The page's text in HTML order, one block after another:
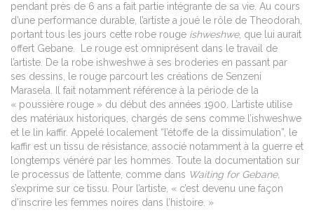
pendant près de 6 ans a fait partie intégrante de sa vie. Au cours
d’une performance durable, l’artiste a joué le rôle de Theodorah,
portant tous les jours cette robe rouge ishweshwe, que lui aurait
offert Gebane. Le rouge est omniprésent dans le travail de
l’artiste. De la robe ishweshwe à ses broderies en passant par
ses dessins, le rouge parcourt les créations de Senzeni
Marasela. Il fait notamment référence à la période de la
« poussière rouge » du début des années 1900. L’artiste utilise
des matériaux historiques, chargés de sens comme l’ishweshwe
et le lin kaffir. Appelé localement “l’étoffe de la dissimulation”, le
kaffir est un tissu de résistance, associé notamment à la guerre et
longtemps vénéré par les hommes. Toute la documentation sur
le processus de l’attente, comme dans Waiting for Gebane,
s’exprime sur ce tissu. Pour l’artiste, « c’est devenu une façon
d’inscrire les femmes noires dans l’histoire. »